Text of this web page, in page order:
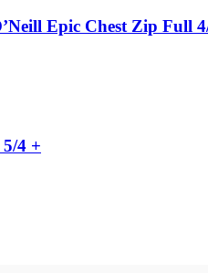
Epic Chest Zip
4 +